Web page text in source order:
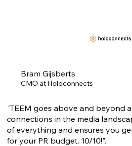
"TEEM goes above and beyond
connections in the media
of everything and ensures you
for your PR budget. 10/10!".
Bram Gijsberts
CMO at Holoconnects